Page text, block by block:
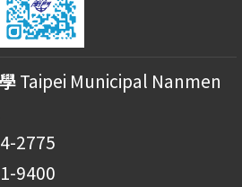
Taipei Municipal Nanmen
2775
9400